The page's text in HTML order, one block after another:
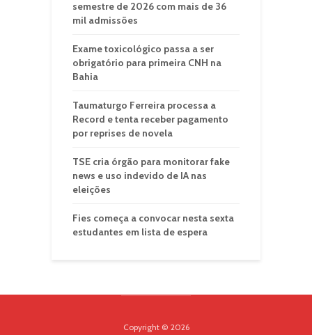
semestre de 2026 com mais de 36
mil admissões
Exame toxicológico passa a ser
obrigatório para primeira CNH na
Bahia
Taumaturgo Ferreira processa a
Record e tenta receber pagamento
por reprises de novela
TSE cria órgão para monitorar fake
news e uso indevido de IA nas
eleições
Fies começa a convocar nesta sexta
estudantes em lista de espera
Copyright © 2026